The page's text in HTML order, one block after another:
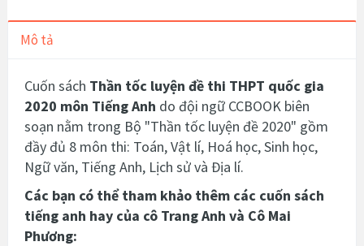
Mô tả
Cuốn sách Thần tốc luyện đề thi THPT quốc gia
2020 môn Tiếng Anh do đội ngữ CCBOOK biên
soạn nằm trong Bộ "Thần tốc luyện đề 2020" gồm
đầy đủ 8 môn thi: Toán, Vật lí, Hoá học, Sinh học,
Ngữ văn, Tiếng Anh, Lịch sử và Địa lí.
Các bạn có thể tham khảo thêm các cuốn sách
tiếng anh hay của cô Trang Anh và Cô Mai
Phương: